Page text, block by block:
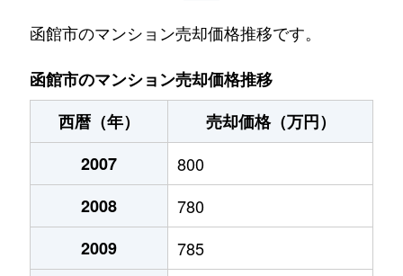
五稜郭町
520万円 五稜郭
末広町
230万円 十字街
末広町
240万円 十字街
千代台町
3,100万円
千代台町
2,400万円
富岡町
1,700万円
函館市のマンション売却価格推移です。
函館市のマンション売却価格推移
西暦（年）
売却価格（万円）
2007
800
2008
780
2009
785